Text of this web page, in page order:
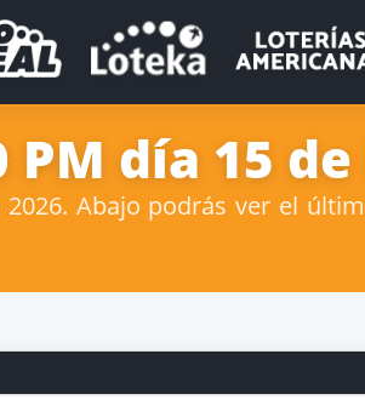
día 15
Abajo podrás ver el